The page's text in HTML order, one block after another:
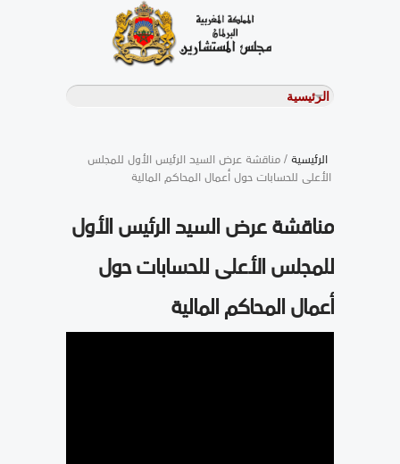
الرئيسية/ مناقشة عرض السيد الرئيس الأول للمجلس
الأعلى للحسابات حول أعمال المحاكم المالية
مناقشة عرض السيد الرئيس الأول
للمجلس الأعلى للحسابات حول
أعمال المحاكم المالية